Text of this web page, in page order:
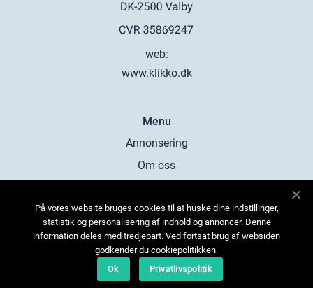
web:
www.klikko.dk
Menu
Annonsering
Om oss
Kontakta oss
Sitemap
På vores website bruges cookies til at huske dine indstillinger,
statistik og personalisering af indhold og annoncer. Denne
information deles med tredjepart. Ved fortsat brug af websiden
godkender du cookiepolitikken.
Ok
Privatlivspolitik